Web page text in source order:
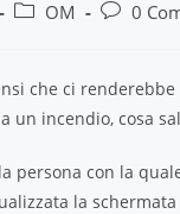
OM 0
che ci
un incendio, cosa
persona con la
la